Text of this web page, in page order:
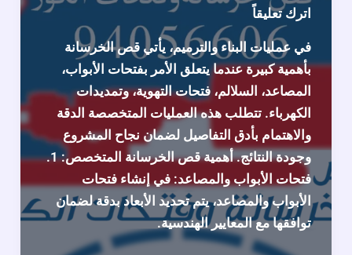
اترك تعليقاً
في عمليات البناء والترميم، يأتي قص الخرسانة
بأهمية كبيرة عندما يتعلق الأمر بفتحات الأبواب،
المصاعد، السلالم، فتحات التهوية، وتمديدات
الكهرباء. تتطلب هذه العمليات المتخصصة الدقة
والاهتمام بأدق التفاصيل لضمان نجاح المشروع
وجودة النتائج. أهمية قص الخرسانة المتخصص: 1.
فتحات الأبواب والمصاعد: في إنشاء فتحات
الأبواب والمصاعد، يتم تحديد الأبعاد بدقة لضمان
توافقها مع المعايير الهندسية.